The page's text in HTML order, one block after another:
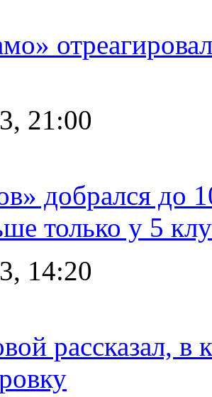
21:00
добрался до
только у 5
14:20
рассказал, в